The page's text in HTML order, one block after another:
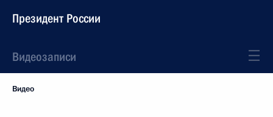
Президент России
Видеозаписи
Видео